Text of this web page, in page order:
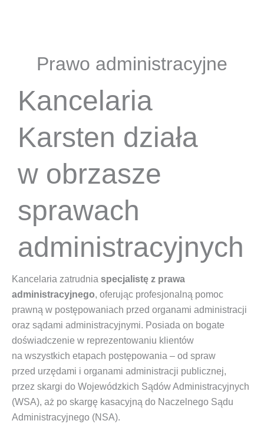
Prawo administracyjne
Kancelaria
Karsten działa
w obrzasze
sprawach
administracyjnych
Kancelaria zatrudnia specjalistę z prawa
administracyjnego, oferując profesjonalną pomoc
prawną w postępowaniach przed organami administracji
oraz sądami administracyjnymi. Posiada on bogate
doświadczenie w reprezentowaniu klientów
na wszystkich etapach postępowania – od spraw
przed urzędami i organami administracji publicznej,
przez skargi do Wojewódzkich Sądów Administracyjnych
(WSA), aż po skargę kasacyjną do Naczelnego Sądu
Administracyjnego (NSA).